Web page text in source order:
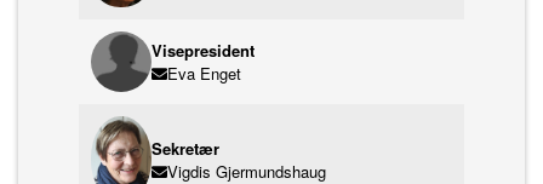
Visepresident
Eva Enget
Sekretær
Vigdis Gjermundshaug